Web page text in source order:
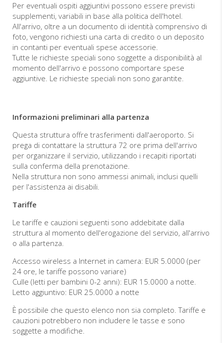
Per eventuali ospiti aggiuntivi possono essere previsti
supplementi, variabili in base alla politica dell'hotel.
All'arrivo, oltre a un documento di identità comprensivo di
foto, vengono richiesti una carta di credito o un deposito
in contanti per eventuali spese accessorie.
Tutte le richieste speciali sono soggette a disponibilità al
momento dell'arrivo e possono comportare spese
aggiuntive. Le richieste speciali non sono garantite.
Informazioni preliminari alla partenza
Questa struttura offre trasferimenti dall'aeroporto. Si
prega di contattare la struttura 72 ore prima dell'arrivo
per organizzare il servizio, utilizzando i recapiti riportati
sulla conferma della prenotazione.
Nella struttura non sono ammessi animali, inclusi quelli
per l'assistenza ai disabili.
Tariffe
Le tariffe e cauzioni seguenti sono addebitate dalla
struttura al momento dell'erogazione del servizio, all'arrivo
o alla partenza.
Accesso wireless a Internet in camera: EUR 5.0000 (per
24 ore, le tariffe possono variare)
Culle (letti per bambini 0-2 anni): EUR 15.0000 a notte.
Letto aggiuntivo: EUR 25.0000 a notte
È possibile che questo elenco non sia completo. Tariffe e
cauzioni potrebbero non includere le tasse e sono
soggette a modifiche.